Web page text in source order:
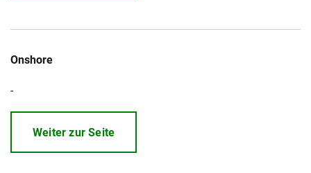
Onshore
-
Weiter zur Seite